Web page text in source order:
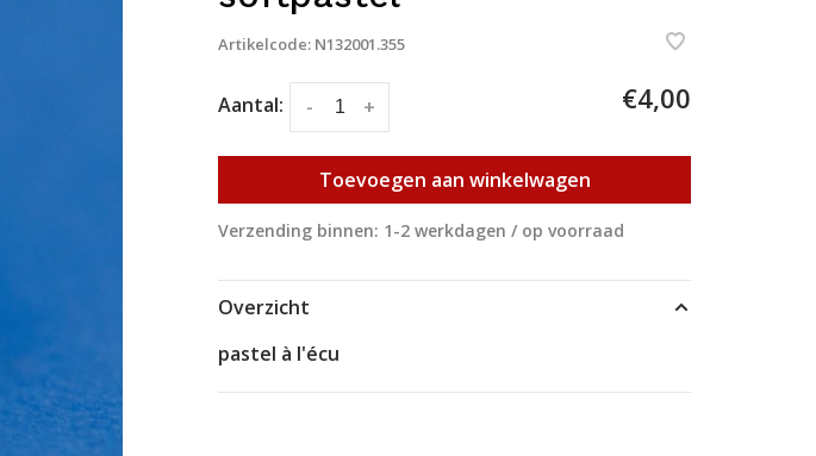
Artikelcode: N132001.355
Aantal: +
- €4,00
Toevoegen aan winkelwagen
Verzending binnen: 1-2 werkdagen / op voorraad
Overzicht
pastel à l'écu